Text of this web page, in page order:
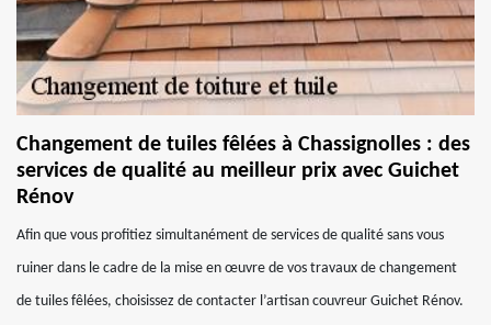
Changement de tuiles fêlées à Chassignolles : des
services de qualité au meilleur prix avec Guichet
Rénov
Afin que vous profitiez simultanément de services de qualité sans vous
ruiner dans le cadre de la mise en œuvre de vos travaux de changement
de tuiles fêlées, choisissez de contacter l’artisan couvreur Guichet Rénov.